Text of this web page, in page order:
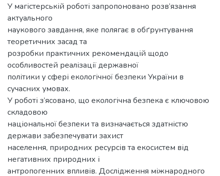
У магістерській роботі запропоновано розв’язання
актуального
наукового завдання, яке полягає в обґрунтування
теоретичних засад та
розробки практичних рекомендацій щодо
особливостей реалізації державної
політики у сфері екологічної безпеки України в
сучасних умовах.
У роботі з’ясовано, що екологічна безпека є ключовою
складовою
національної безпеки та визначається здатністю
держави забезпечувати захист
населення, природних ресурсів та екосистем від
негативних природних і
антропогенних впливів. Дослідження міжнародного